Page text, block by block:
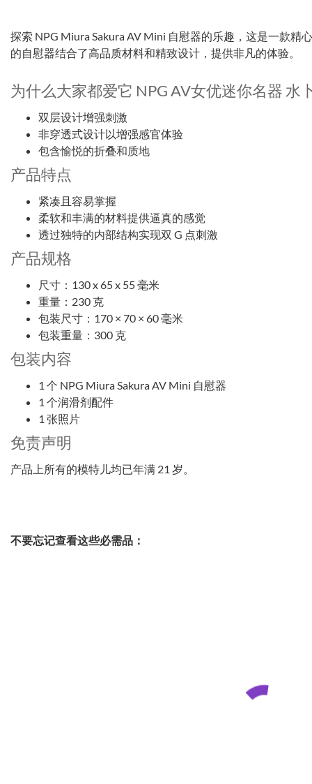
探索 NPG Miura Sakura AV Mini 自慰器的乐趣，这是一款精
的自慰器结合了高品质材料和精致设计，提供非凡的体验。
为什么大家都爱它 NPG AV女优迷你名器 水
双层设计增强刺激
非穿透式设计以增强感官体验
包含愉悦的折叠和质地
产品特点
紧凑且容易掌握
柔软和丰满的材料提供逼真的感觉
透过独特的内部结构实现双 G 点刺激
产品规格
尺寸：130 x 65 x 55 毫米
重量：230 克
包装尺寸：170 × 70 × 60 毫米
包装重量：300 克
包装内容
1 个 NPG Miura Sakura AV Mini 自慰器
1 个润滑剂配件
1 张照片
免责声明
产品上所有的模特儿均已年满 21 岁。
不要忘记查看这些必需品：